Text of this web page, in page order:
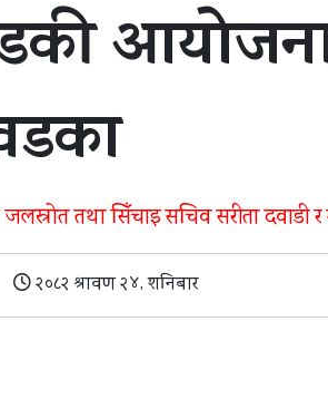
तथा सिँचाइ सचिव सरीता दवाडी
२०८२ श्रावण २४, शनिबार